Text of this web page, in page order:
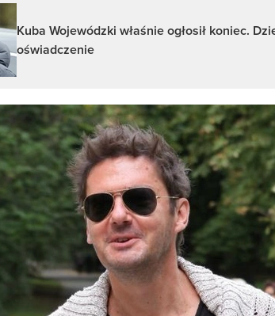
Kuba Wojewódzki właśnie ogłosił koniec.
oświadczenie